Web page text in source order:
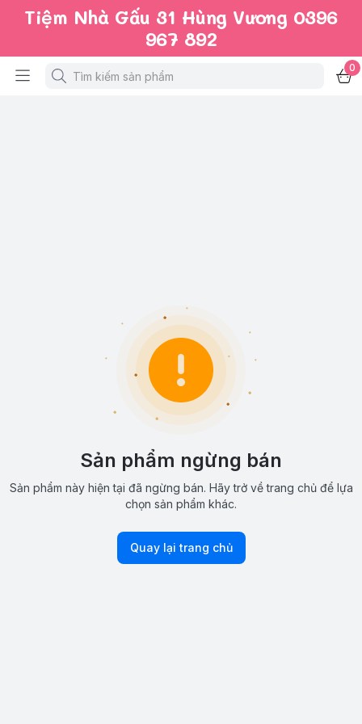
Tiệm Nhà Gấu 31 Hùng Vương 0396
967 892
0
Sản phẩm ngừng bán
Sản phẩm này hiện tại đã ngừng bán. Hãy trở về trang chủ để lựa
chọn sản phẩm khác.
Quay lại trang chủ